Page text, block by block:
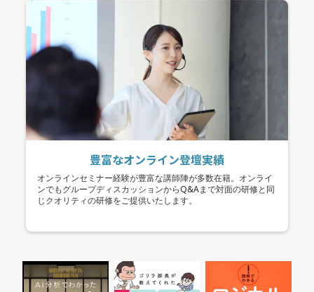
豊富なオンライン登壇実績
オンラインセミナー経験が豊富な講師陣が多数在籍。オンライ
ンでもグループディスカッションからQ&Aまで対面の研修と同
じクオリティの研修をご提供いたします。